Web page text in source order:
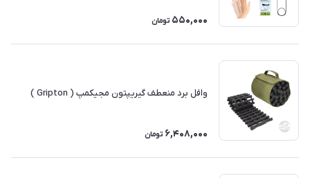
550,000 تومان
وافل برد منعطف گیریپتون مجیکمپ ( Gripton )
6,408,000 تومان